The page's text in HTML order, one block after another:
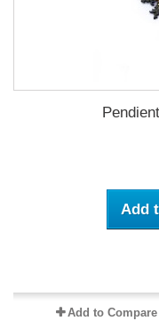
Add
Add to Compare